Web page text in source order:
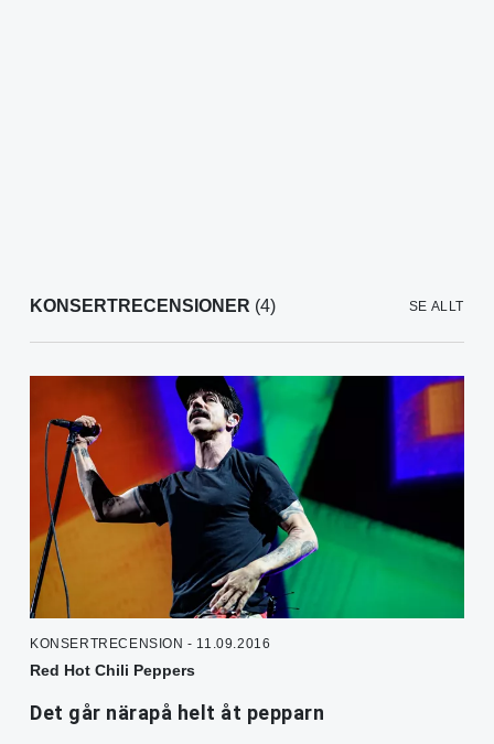
KONSERTRECENSIONER (4) SE ALLT
KONSERTRECENSION - 11.09.2016
Red Hot Chili Peppers
Det går närapå helt åt pepparn